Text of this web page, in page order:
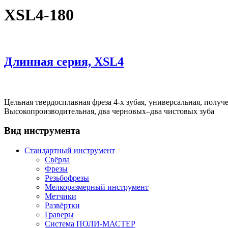
XSL4-180
Длинная серия, XSL4
Цельная твердосплавная фреза 4-х зубая, универсальная,
Высокопроизводительная, два черновых–два чистовых зуба
Вид инструмента
Стандартный инструмент
Свёрла
Фрезы
Резьбофрезы
Мелкоразмерный инструмент
Метчики
Развёртки
Граверы
Система ПОЛИ-МАСТЕР